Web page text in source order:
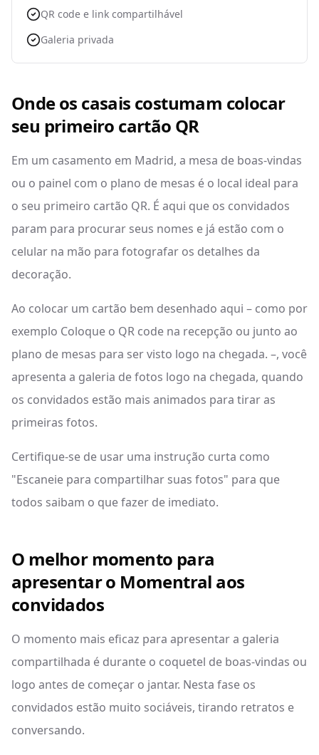
QR code e link compartilhável
Galeria privada
Onde os casais costumam colocar
seu primeiro cartão QR
Em um casamento em Madrid, a mesa de boas-vindas
ou o painel com o plano de mesas é o local ideal para
o seu primeiro cartão QR. É aqui que os convidados
param para procurar seus nomes e já estão com o
celular na mão para fotografar os detalhes da
decoração.
Ao colocar um cartão bem desenhado aqui – como por
exemplo Coloque o QR code na recepção ou junto ao
plano de mesas para ser visto logo na chegada. –, você
apresenta a galeria de fotos logo na chegada, quando
os convidados estão mais animados para tirar as
primeiras fotos.
Certifique-se de usar uma instrução curta como
"Escaneie para compartilhar suas fotos" para que
todos saibam o que fazer de imediato.
O melhor momento para
apresentar o Momentral aos
convidados
O momento mais eficaz para apresentar a galeria
compartilhada é durante o coquetel de boas-vindas ou
logo antes de começar o jantar. Nesta fase os
convidados estão muito sociáveis, tirando retratos e
conversando.